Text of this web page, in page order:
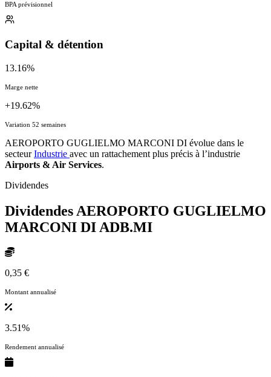
BPA prévisionnel
Capital & détention
13.16%
Marge nette
+19.62%
Variation 52 semaines
AEROPORTO GUGLIELMO MARCONI DI évolue dans le
secteurIndustrie avec un rattachement plus précis à l’industrie
Airports & Air Services.
Dividendes
Dividendes AEROPORTO GUGLIELMO
MARCONI DI ADB.MI
0,35 €
Montant annualisé
3.51%
Rendement annualisé